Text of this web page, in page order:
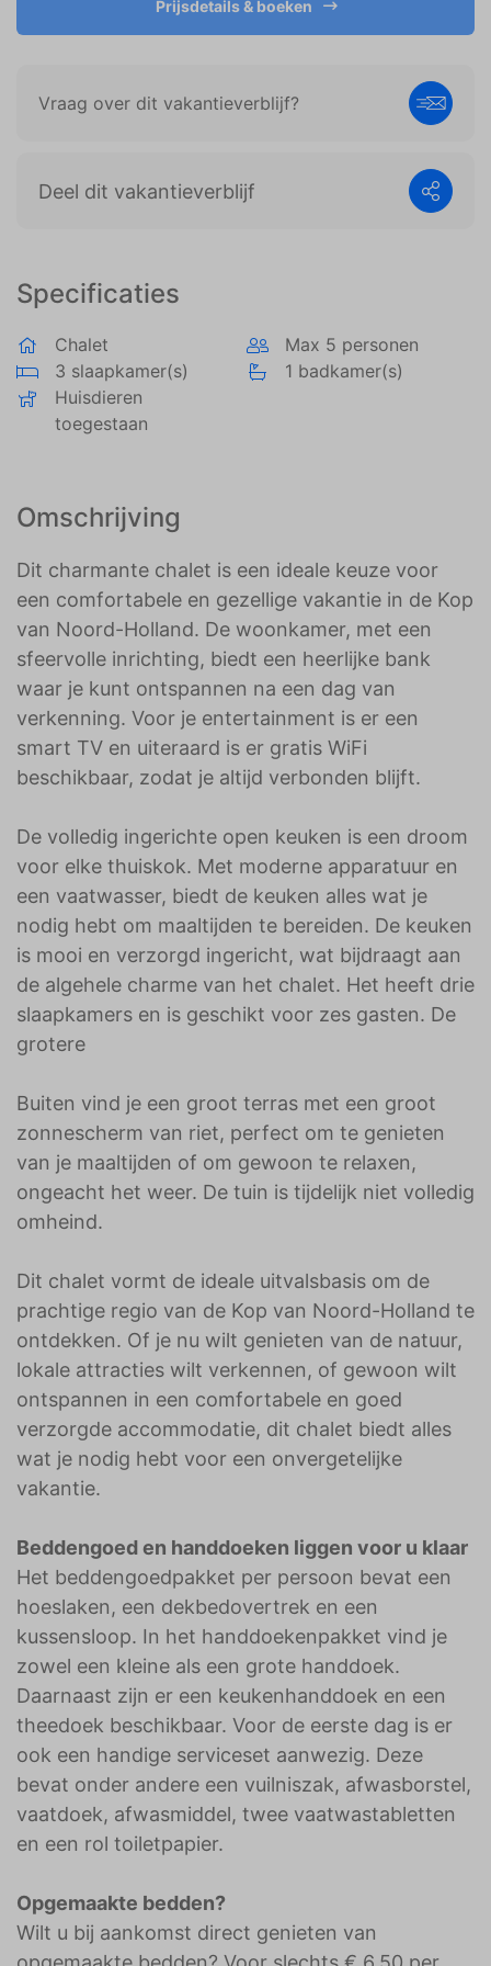
Specificaties
Chalet
Max 5 personen
3 slaapkamer(s)
1 badkamer(s)
Huisdieren
toegestaan
Omschrijving
Dit charmante chalet is een ideale keuze voor
een comfortabele en gezellige vakantie in de Kop
van Noord-Holland. De woonkamer, met een
sfeervolle inrichting, biedt een heerlijke bank
waar je kunt ontspannen na een dag van
verkenning. Voor je entertainment is er een
smart TV en uiteraard is er gratis WiFi
beschikbaar, zodat je altijd verbonden blijft.
De volledig ingerichte open keuken is een droom
voor elke thuiskok. Met moderne apparatuur en
een vaatwasser, biedt de keuken alles wat je
nodig hebt om maaltijden te bereiden. De keuken
is mooi en verzorgd ingericht, wat bijdraagt aan
de algehele charme van het chalet. Het heeft drie
slaapkamers en is geschikt voor zes gasten. De
grotere
Buiten vind je een groot terras met een groot
zonnescherm van riet, perfect om te genieten
van je maaltijden of om gewoon te relaxen,
ongeacht het weer. De tuin is tijdelijk niet volledig
omheind.
Dit chalet vormt de ideale uitvalsbasis om de
prachtige regio van de Kop van Noord-Holland te
ontdekken. Of je nu wilt genieten van de natuur,
lokale attracties wilt verkennen, of gewoon wilt
ontspannen in een comfortabele en goed
verzorgde accommodatie, dit chalet biedt alles
wat je nodig hebt voor een onvergetelijke
vakantie.
Beddengoed en handdoeken liggen voor u klaar
Het beddengoedpakket per persoon bevat een
hoeslaken, een dekbedovertrek en een
kussensloop. In het handdoekenpakket vind je
zowel een kleine als een grote handdoek.
Daarnaast zijn er een keukenhanddoek en een
theedoek beschikbaar. Voor de eerste dag is er
ook een handige serviceset aanwezig. Deze
bevat onder andere een vuilniszak, afwasborstel,
vaatdoek, afwasmiddel, twee vaatwastabletten
en een rol toiletpapier.
Opgemaakte bedden?
Wilt u bij aankomst direct genieten van
Prijsdetails & boeken
Vraag over dit vakantieverblijf?
Deel dit vakantieverblijf
weergeven die zijn afgestemd op en relevant zijn